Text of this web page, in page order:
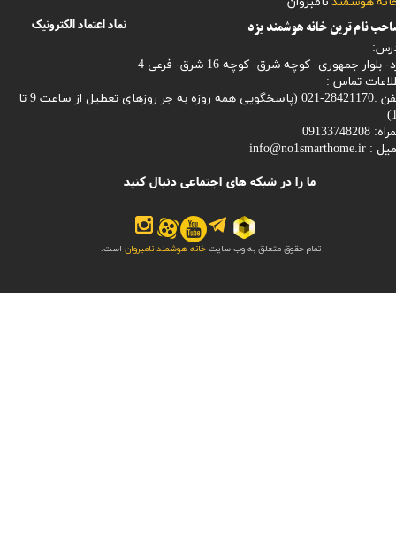
تمام حقوق متعلق به وب سایت خانه هوشمند نامبروان است.
بلوار جمهوری- کوچه شرق- کوچه 16 شرق- فرعی 4
تماس :
021 (
پاسخگویی همه روزه به جز روزهای تعطیل از ساعت 9 تا
09133748208
:
info@no1smarthome.ir
ما را در شبکه های اجتماعی دنبال کنید
نماد اعتماد الکترونیک نام ترین خانه هوشمند یزد